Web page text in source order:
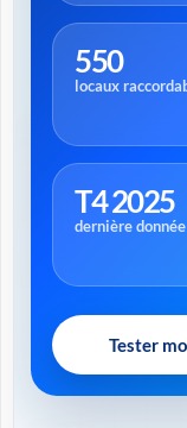
550
locaux
T4 2025
dernière donnée
Tester